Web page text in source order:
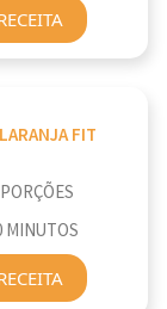
FIT
MINUTOS